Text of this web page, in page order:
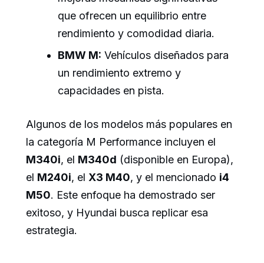
que ofrecen un equilibrio entre
rendimiento y comodidad diaria.
BMW M: Vehículos diseñados para
un rendimiento extremo y
capacidades en pista.
Algunos de los modelos más populares en
la categoría M Performance incluyen el
M340i, el M340d (disponible en Europa),
el M240i, el X3 M40, y el mencionado i4
M50. Este enfoque ha demostrado ser
exitoso, y Hyundai busca replicar esa
estrategia.